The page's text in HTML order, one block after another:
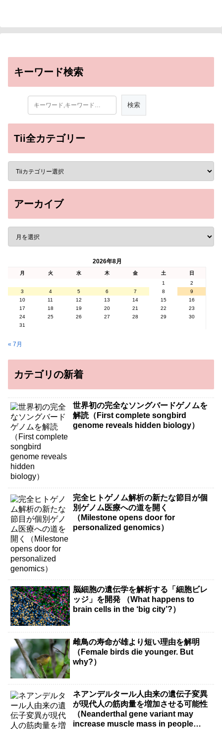
キーワード検索
Tii全カテゴリー
アーカイブ
2026年8月
月 火 水 木 金 土
日
1
2
3
4 5 6 7 8
9
10
11 12 13 14 15
16
17
18 19 20 21 22
23
24
25 26 27 28 29
30
31
« 7月
カテゴリの新着
世界初の完全なソングバードゲノムを
解読（First complete songbird
genome reveals hidden biology）
完全ヒトゲノム解析の新たな節目が個
別ゲノム医療への道を開く
（Milestone opens door for
personalized genomics）
脳細胞の遺伝学を解析する「細胞ビレ
ッジ」を開発 （What happens to
brain cells in the ‘big city’?）
雌鳥の寿命が雄より短い理由を解明
（Female birds die younger. But
why?）
ネアンデルタール人由来の遺伝子変異
が現代人の筋肉量を増加させる可能性
（Neanderthal gene variant may
increase muscle mass in people